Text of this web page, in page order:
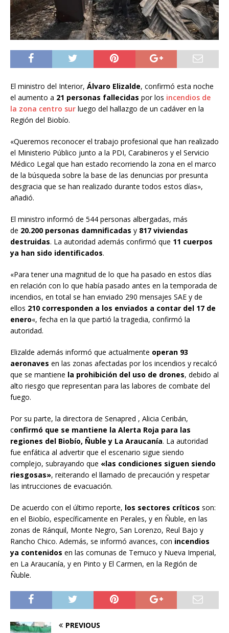
El ministro del Interior, Álvaro Elizalde, confirmó esta noche
el aumento a 21 personas fallecidas por los incendios de
la zona centro sur luego del hallazgo de un cadáver en la
Región del Biobío.
«Queremos reconocer el trabajo profesional que han realizado
el Ministerio Público junto a la PDI, Carabineros y el Servicio
Médico Legal que han estado recorriendo la zona en el marco
de la búsqueda sobre la base de las denuncias por presunta
desgracia que se han realizado durante todos estos días»,
añadió.
El ministro informó de 544 personas albergadas, más
de 20.200 personas damnificadas y 817 viviendas
destruidas. La autoridad además confirmó que 11 cuerpos
ya han sido identificados.
«Para tener una magnitud de lo que ha pasado en estos días
en relación con lo que había pasado antes en la temporada de
incendios, en total se han enviado 290 mensajes SAE y de
ellos 210 corresponden a los enviados a contar del 17 de
enero«, fecha en la que partió la tragedia, confirmó la
autoridad.
Elizalde además informó que actualmente operan 93
aeronaves en las zonas afectadas por los incendios y recalcó
que se mantiene la prohibición del uso de drones, debido al
alto riesgo que representan para las labores de combate del
fuego.
Por su parte, la directora de Senapred , Alicia Ceribán,
confirmó que se mantiene la Alerta Roja para las
regiones del Biobío, Ñuble y La Araucanía. La autoridad
fue enfática al advertir que el escenario sigue siendo
complejo, subrayando que «las condiciones siguen siendo
riesgosas», reiterando el llamado de precaución y respetar
las intrucciones de evacuación.
De acuerdo con el último reporte, los sectores críticos son:
en el Biobío, específicamente en Perales, y en Ñuble, en las
zonas de Ránquil, Monte Negro, San Lorenzo, Reul Bajo y
Rancho Chico. Además, se informó avances, con incendios
ya contenidos en las comunas de Temuco y Nueva Imperial,
en La Araucanía, y en Pinto y El Carmen, en la Región de
Ñuble.
PREVIOUS